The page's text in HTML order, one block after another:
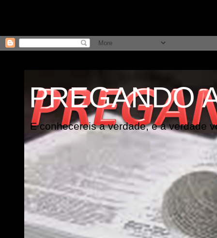
PREGANDO
E conhecereis a verdade, e a verdade